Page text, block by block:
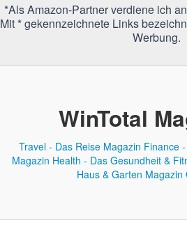
*Als Amazon-Partner verdiene ich
Mit * gekennzeichnete Links
Werbung.
WinTotal
Travel - Das Reise Magazin Finance
Magazin Health - Das Gesundheit &
Haus & Garten Magazin